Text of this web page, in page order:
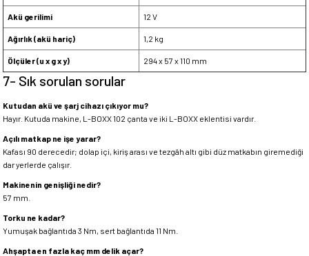
Akü gerilimi 12 V
Ağırlık (akü hariç) 1,2 kg
Ölçüler (u x g x y) 294 x 57 x 110 mm
7- Sık sorulan sorular
Kutudan akü ve şarj cihazı çıkıyor mu?
Hayır. Kutuda makine, L-BOXX 102 çanta ve iki L-BOXX eklentisi vardır.
Açılı matkap ne işe yarar?
Kafası 90 derecedir; dolap içi, kiriş arası ve tezgâh altı gibi düz matkabın giremediği
dar yerlerde çalışır.
Makinenin genişliği nedir?
57 mm.
Torku ne kadar?
Yumuşak bağlantıda 3 Nm, sert bağlantıda 11 Nm.
Ahşapta en fazla kaç mm delik açar?